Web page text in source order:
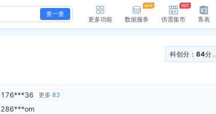
查一查
更多功能 数据服务 供需集市 客表
科创分： 84分
176***36 更多 83
286***om